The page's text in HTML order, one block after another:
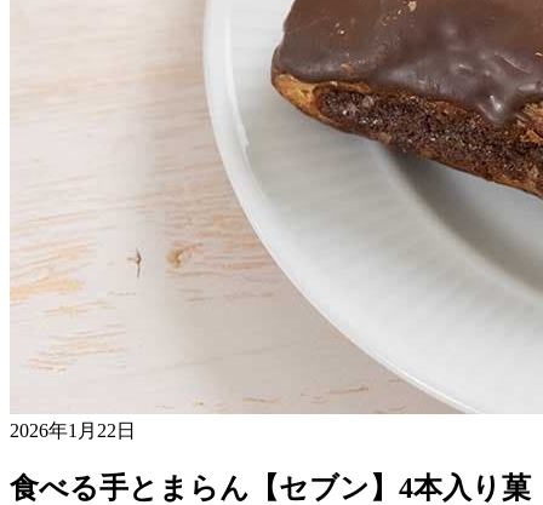
2026年1月22日
食べる手とまらん【セブン】4本入り菓